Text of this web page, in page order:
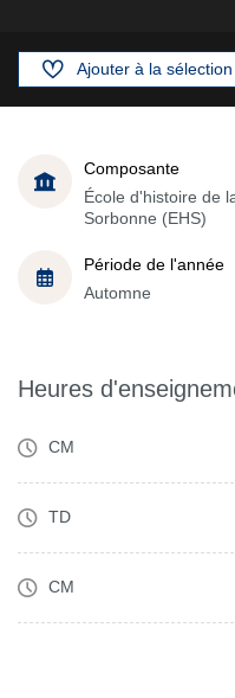
Ajouter à la sélection
Composante
École d'histoire de
Sorbonne (EHS)
Période de l'année
Automne
Heures
CM
TD
CM